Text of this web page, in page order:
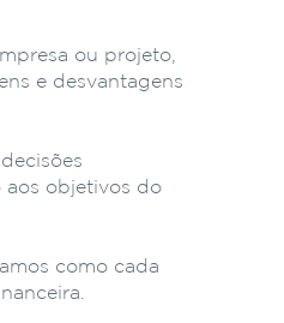
ou projeto,
e desvantagens
aos objetivos do
como cada